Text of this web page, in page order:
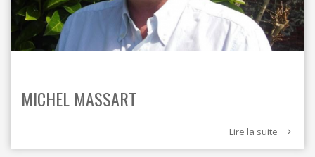
MICHEL MASSART
Lire la suite